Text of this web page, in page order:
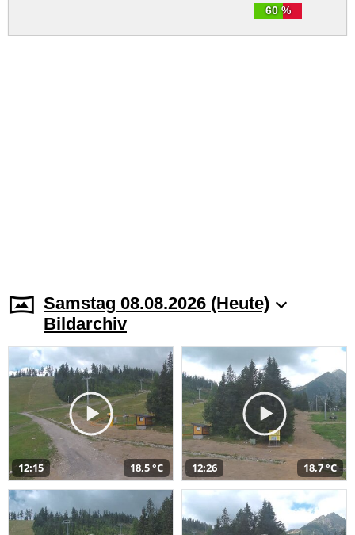
60 %
Samstag 08.08.2026 (Heute)
Bildarchiv
12:15 18,5 °C 12:26 18,7 °C